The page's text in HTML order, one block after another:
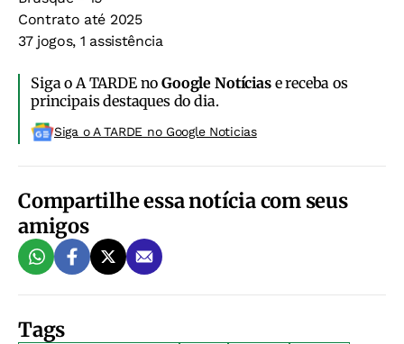
Contrato até 2025
37 jogos, 1 assistência
Siga o A TARDE noGoogle Notíciase receba os
principais destaques do dia.
Siga o A TARDE no Google Noticias
Compartilhe essa notícia com seus
amigos
Tags